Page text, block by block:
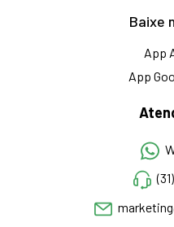
Baixe
App
App